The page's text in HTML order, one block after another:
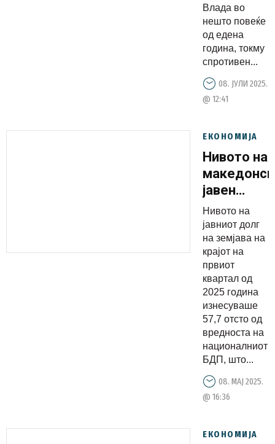
на истиот
Влада во
нешто повеќе
од едена
година, токму
спротивен...
08. ЈУЛИ 2025.
@ 12:41
ЕКОНОМИЈА
Нивото на
јавен
долг
под
просекот
во ЕУ
Нивото на
јавниот долг
на земјава на
крајот на
првиот
квартал од
2025 година
изнесуваше
57,7 отсто од
вредноста на
националниот
БДП, што...
08. МАЈ 2025.
@ 16:36
ЕКОНОМИЈА